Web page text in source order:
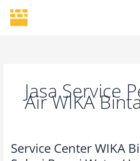
content
Jasa Service
Air WIKA
Service Center WIKA
Service
Center